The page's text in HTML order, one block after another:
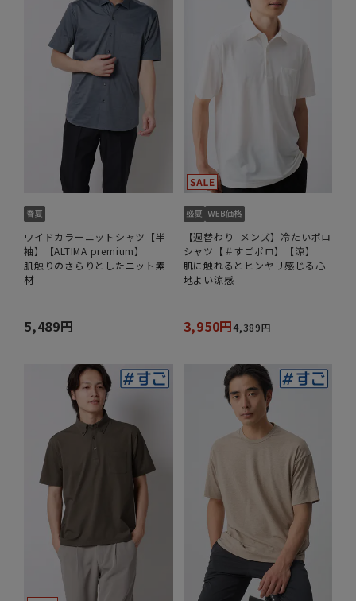
ワイドカラーニットシャツ【半
袖】【ALTIMA premium】
肌触りのさらりとしたニット素
材
5,489円
【週替わり_メンズ】冷たいポロ
シャツ【＃すごポロ】【涼】
肌に触れるとヒンヤリ感じる心
地よい涼感
3,950円4,389円